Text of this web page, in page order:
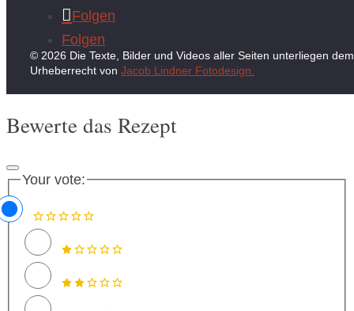
Folgen
Folgen
© 2026 Die Texte, Bilder und Videos aller Seiten unterliegen dem
Urheberrecht von Jacob Lindner Fotodesign.
Bewerte das Rezept
Your vote: